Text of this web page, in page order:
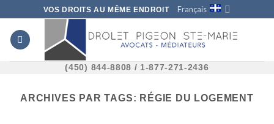
to
content
VOS DROITS AU MÊME ENDROIT Français
(450) 844-8808 / 1-877-271-2436
ARCHIVES PAR TAGS: RÉGIE DU LOGEMENT